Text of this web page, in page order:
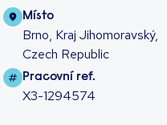
Location
Místo
Brno, Kraj Jihomoravský,
Czech Republic
Job ref
Pracovní ref.
X3-1294574